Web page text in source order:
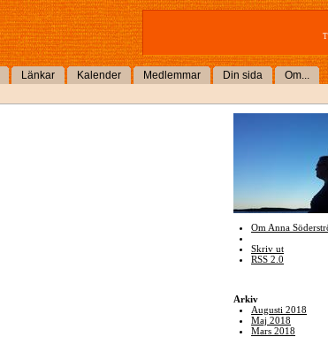
Länkar Kalender Medlemmar Din sida Om...
Om Anna
Skriv ut
RSS 2.0
Arkiv
Augusti 2018
Maj 2018
Mars 2018